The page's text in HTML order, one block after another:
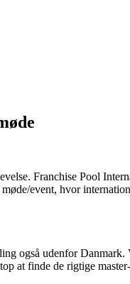
Franchise Pool
event, hvor
også udenfor
at finde de rigtige